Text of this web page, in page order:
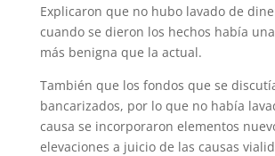
Explicaron que no hubo lavado de
cuando se dieron los hechos había
más benigna que la actual.
También que los fondos que se
bancarizados, por lo que no había
causa se incorporaron elementos
elevaciones a juicio de las causas